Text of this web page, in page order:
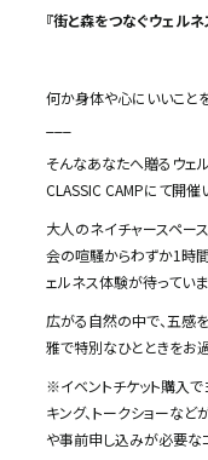
『街と森をつなぐウェルネ
何か身体や心にいいこと
そんなあなたへ贈るウェ
CLASSIC CAMPにて開催
大人のネイチャースペー
会の喧騒からわずか1時間
ェルネス体験が待っていま
広がる自然の中で、五感
雅で特別なひとときをお過
※イベントチケット購入で
キング、トークショーな
や事前申し込みが必要な